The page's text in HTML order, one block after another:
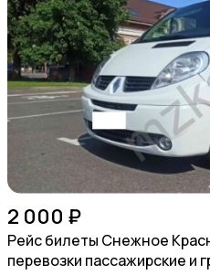
2 000 ₽
Рейс билеты Снежное
перевозки пассажирские и